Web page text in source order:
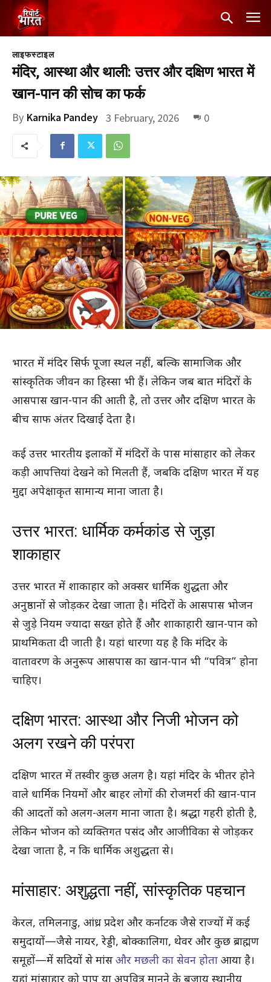
लाइफस्टाइल
मंदिर, आस्था और थाली: उत्तर और दक्षिण भारत में
खान-पान की सोच का फर्क
By Karnika Pandey 3 February, 2026 0
भारत में मंदिर सिर्फ पूजा स्थल नहीं, बल्कि सामाजिक और
सांस्कृतिक जीवन का हिस्सा भी हैं। लेकिन जब बात मंदिरों के
आसपास खान-पान की आती है, तो उत्तर और दक्षिण भारत के
बीच साफ अंतर दिखाई देता है।
कई उत्तर भारतीय इलाकों में मंदिरों के पास मांसाहार को लेकर
कड़ी आपत्तियां देखने को मिलती हैं, जबकि दक्षिण भारत में यह
मुद्दा अपेक्षाकृत सामान्य माना जाता है।
उत्तर भारत: धार्मिक कर्मकांड से जुड़ा
शाकाहार
उत्तर भारत में शाकाहार को अक्सर धार्मिक शुद्धता और
अनुष्ठानों से जोड़कर देखा जाता है। मंदिरों के आसपास भोजन
से जुड़े नियम ज्यादा सख्त होते हैं और शाकाहारी खान-पान को
प्राथमिकता दी जाती है। यहां धारणा यह है कि मंदिर के
वातावरण के अनुरूप आसपास का खान-पान भी “पवित्र” होना
चाहिए।
दक्षिण भारत: आस्था और निजी भोजन को
अलग रखने की परंपरा
दक्षिण भारत में तस्वीर कुछ अलग है। यहां मंदिर के भीतर होने
वाले धार्मिक नियमों और बाहर लोगों की रोजमर्रा की खान-पान
की आदतों को अलग-अलग माना जाता है। श्रद्धा गहरी होती है,
लेकिन भोजन को व्यक्तिगत पसंद और आजीविका से जोड़कर
देखा जाता है, न कि धार्मिक अशुद्धता से।
मांसाहार: अशुद्धता नहीं, सांस्कृतिक पहचान
केरल, तमिलनाडु, आंध्र प्रदेश और कर्नाटक जैसे राज्यों में कई
समुदायों—जैसे नायर, रेड्डी, बोक्कालिगा, थेवर और कुछ ब्राह्मण
समूहों—में सदियों से मांसऔर मछली का सेवन होता आया है।